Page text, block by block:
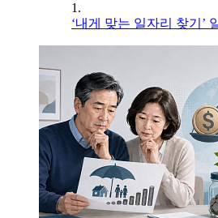
1.
‘내게 맞는 일자리 찾기’